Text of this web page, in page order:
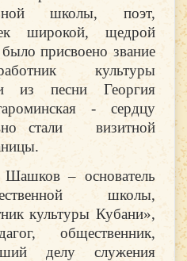
школы, поэт,
широкой, щедрой
присвоено звание
культуры
из песни Георгия
- сердцу
стали визитной
– основатель
школы,
культуры Кубани»,
общественник,
делу служения